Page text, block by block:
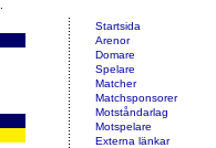
Startsida
Arenor
Domare
Spelare
Matcher
Matchsponsorer
Motståndarlag
Motspelare
Externa länkar